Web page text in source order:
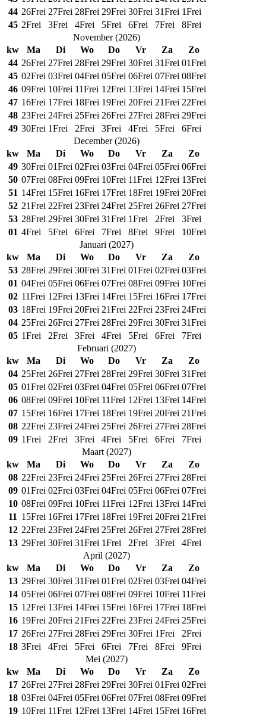
44 26Frei 27Frei 28Frei 29Frei 30Frei 31Frei 1Frei
45 2Frei 3Frei 4Frei 5Frei 6Frei 7Frei 8Frei
November(2026)
kw
Ma Di Wo Do Vr Za
Zo
44 26Frei 27Frei 28Frei 29Frei 30Frei 31Frei 01Frei
45 02Frei 03Frei 04Frei 05Frei 06Frei 07Frei 08Frei
46 09Frei 10Frei 11Frei 12Frei 13Frei 14Frei 15Frei
47 16Frei 17Frei 18Frei 19Frei 20Frei 21Frei 22Frei
48 23Frei 24Frei 25Frei 26Frei 27Frei 28Frei 29Frei
49 30Frei 1Frei 2Frei 3Frei 4Frei 5Frei 6Frei
December(2026)
kw
Ma Di Wo Do Vr Za
Zo
49 30Frei 01Frei 02Frei 03Frei 04Frei 05Frei 06Frei
50 07Frei 08Frei 09Frei 10Frei 11Frei 12Frei 13Frei
51 14Frei 15Frei 16Frei 17Frei 18Frei 19Frei 20Frei
52 21Frei 22Frei 23Frei 24Frei 25Frei 26Frei 27Frei
53 28Frei 29Frei 30Frei 31Frei 1Frei 2Frei 3Frei
01 4Frei 5Frei 6Frei 7Frei 8Frei 9Frei 10Frei
Januari (2027)
kw
Ma Di Wo Do Vr Za
Zo
53 28Frei 29Frei 30Frei 31Frei 01Frei 02Frei 03Frei
01 04Frei 05Frei 06Frei 07Frei 08Frei 09Frei 10Frei
02 11Frei 12Frei 13Frei 14Frei 15Frei 16Frei 17Frei
03 18Frei 19Frei 20Frei 21Frei 22Frei 23Frei 24Frei
04 25Frei 26Frei 27Frei 28Frei 29Frei 30Frei 31Frei
05 1Frei 2Frei 3Frei 4Frei 5Frei 6Frei 7Frei
Februari (2027)
kw
Ma Di Wo Do Vr Za
Zo
04 25Frei 26Frei 27Frei 28Frei 29Frei 30Frei 31Frei
05 01Frei 02Frei 03Frei 04Frei 05Frei 06Frei 07Frei
06 08Frei 09Frei 10Frei 11Frei 12Frei 13Frei 14Frei
07 15Frei 16Frei 17Frei 18Frei 19Frei 20Frei 21Frei
08 22Frei 23Frei 24Frei 25Frei 26Frei 27Frei 28Frei
09 1Frei 2Frei 3Frei 4Frei 5Frei 6Frei 7Frei
Maart(2027)
kw
Ma Di Wo Do Vr Za
Zo
08 22Frei 23Frei 24Frei 25Frei 26Frei 27Frei 28Frei
09 01Frei 02Frei 03Frei 04Frei 05Frei 06Frei 07Frei
10 08Frei 09Frei 10Frei 11Frei 12Frei 13Frei 14Frei
11 15Frei 16Frei 17Frei 18Frei 19Frei 20Frei 21Frei
12 22Frei 23Frei 24Frei 25Frei 26Frei 27Frei 28Frei
13 29Frei 30Frei 31Frei 1Frei 2Frei 3Frei 4Frei
April (2027)
kw
Ma Di Wo Do Vr Za
Zo
13 29Frei 30Frei 31Frei 01Frei 02Frei 03Frei 04Frei
14 05Frei 06Frei 07Frei 08Frei 09Frei 10Frei 11Frei
15 12Frei 13Frei 14Frei 15Frei 16Frei 17Frei 18Frei
16 19Frei 20Frei 21Frei 22Frei 23Frei 24Frei 25Frei
17 26Frei 27Frei 28Frei 29Frei 30Frei 1Frei 2Frei
18 3Frei 4Frei 5Frei 6Frei 7Frei 8Frei 9Frei
Mei (2027)
kw
Ma Di Wo Do Vr Za
Zo
17 26Frei 27Frei 28Frei 29Frei 30Frei 01Frei 02Frei
18 03Frei 04Frei 05Frei 06Frei 07Frei 08Frei 09Frei
19 10Frei 11Frei 12Frei 13Frei 14Frei 15Frei 16Frei